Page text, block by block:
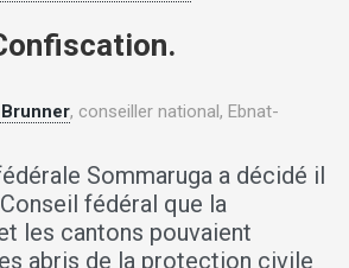
, conseiller national, Ebnat-
Sommaruga a décidé il
fédéral que la
les cantons pouvaient
abris de la protection civile